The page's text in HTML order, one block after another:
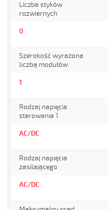
Liczba styków
rozwiernych
0
Szerokość wyrażona
liczbą modułów
1
Rodzaj napięcia
sterowania 1
AC/DC
Rodzaj napięcia
zasilającego
AC/DC